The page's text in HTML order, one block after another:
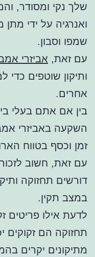
שלך נקי ומסודר,
ואנרגיה על ידי
שמפו וסבון.
עם זאת, אביזרי
ותיקון שוטפים כדי
אחרים.
בין אם אתם בעלי
השקעה באביזרי
זמן וכסף בטווח
עם זאת, חשוב
דורשים תחזוקה
במצב תקין.
לדעת אילו פריטים
תחזוקה הם זקוקים
מתיקונים יקרים